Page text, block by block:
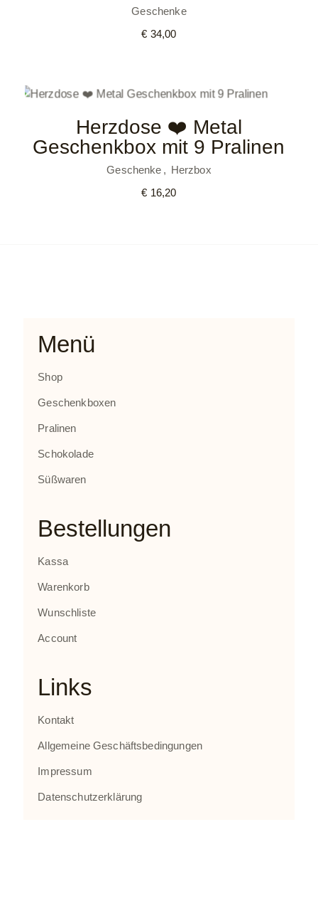
Geschenke
€ 34,00
Herzdose ❤️ Metal
Geschenkbox mit 9 Pralinen
Geschenke
Herzbox
€ 16,20
Menü
Shop
Geschenkboxen
Pralinen
Schokolade
Süßwaren
Bestellungen
Kassa
Warenkorb
Wunschliste
Account
Links
Kontakt
Allgemeine Geschäftsbedingungen
Impressum
Datenschutzerklärung